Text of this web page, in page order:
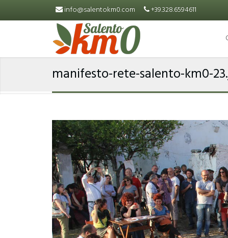
Salta al contenuto principaleinfo@salentokm0.com +39.328.6594611
manifesto-rete-salento-km0-